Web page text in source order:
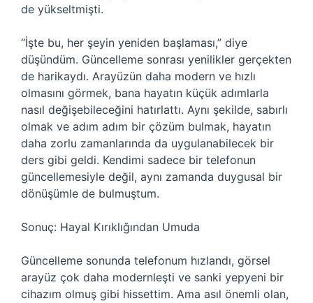
de yükseltmişti.
“İşte bu, her şeyin yeniden başlaması,” diye
düşündüm. Güncelleme sonrası yenilikler gerçekten
de harikaydı. Arayüzün daha modern ve hızlı
olmasını görmek, bana hayatın küçük adımlarla
nasıl değişebileceğini hatırlattı. Aynı şekilde, sabırlı
olmak ve adım adım bir çözüm bulmak, hayatın
daha zorlu zamanlarında da uygulanabilecek bir
ders gibi geldi. Kendimi sadece bir telefonun
güncellemesiyle değil, aynı zamanda duygusal bir
dönüşümle de bulmuştum.
Sonuç: Hayal Kırıklığından Umuda
Güncelleme sonunda telefonum hızlandı, görsel
arayüz çok daha modernleşti ve sanki yepyeni bir
cihazım olmuş gibi hissettim. Ama asıl önemli olan,